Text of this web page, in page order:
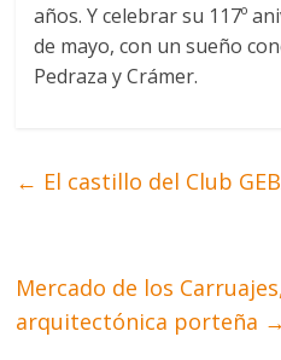
años. Y celebrar su 117º
de mayo, con un sueño
Pedraza y Crámer.
← El castillo del Club
Mercado de los
arquitectónica porteña →